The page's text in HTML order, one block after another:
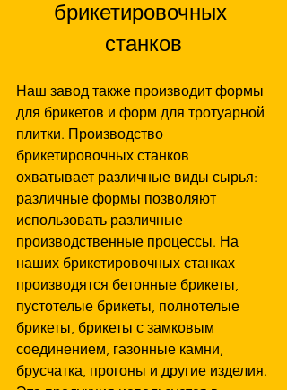
брикетировочных
станков
Наш завод также производит формы
для брикетов и форм для тротуарной
плитки. Производство
брикетировочных станков
охватывает различные виды сырья:
различные формы позволяют
использовать различные
производственные процессы. На
наших брикетировочных станках
производятся бетонные брикеты,
пустотелые брикеты, полнотелые
брикеты, брикеты с замковым
соединением, газонные камни,
брусчатка, прогоны и другие изделия.